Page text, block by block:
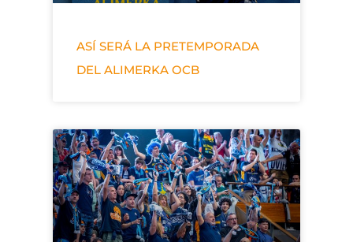
ASÍ SERÁ LA PRETEMPORADA
DEL ALIMERKA OCB